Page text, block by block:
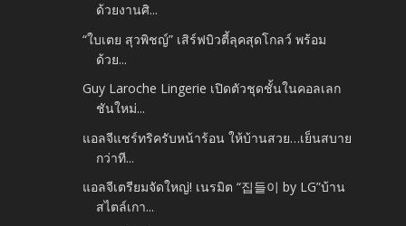
ด้วยงานศิ...
“ใบเตย สุวพิชญ์” เสิร์ฟบิวตี้ลุคสุดโกลว์ พร้อม
ด้วย...
Guy Laroche Lingerie เปิดตัวชุดชั้นในคอลเลก
ชันใหม่...
แอลจีแชร์ทริครับหน้าร้อน ให้บ้านสวย…เย็นสบาย
กว่าที...
แอลจีเตรียมจัดใหญ่! เนรมิต “집들이 by LG”บ้าน
สไตล์เกา...